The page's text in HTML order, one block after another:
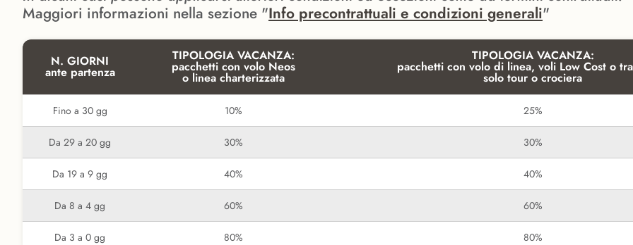
Maggiori informazioni nella sezione "Info precontrattuali e condizioni generali"
N. GIORNI
ante partenza
TIPOLOGIA VACANZA:
pacchetti con volo Neos
o linea charterizzata
TIPOLOGIA VACANZA:
pacchetti con volo di linea, voli Low Cost o
solo tour o crociera
Fino a 30 gg 10% 25%
Da 29 a 20 gg 30% 30%
Da 19 a 9 gg 40% 40%
Da 8 a 4 gg 60% 60%
Da 3 a 0 gg 80% 80%